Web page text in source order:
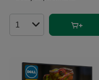
Ilość produktów